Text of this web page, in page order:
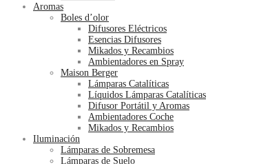
Aromas
Boles d’olor
Difusores Eléctricos
Esencias Difusores
Mikados y Recambios
Ambientadores en Spray
Maison Berger
Lámparas Catalíticas
Líquidos Lámparas Catalíticas
Difusor Portátil y Aromas
Ambientadores Coche
Mikados y Recambios
Iluminación
Lámparas de Sobremesa
Lámparas de Suelo